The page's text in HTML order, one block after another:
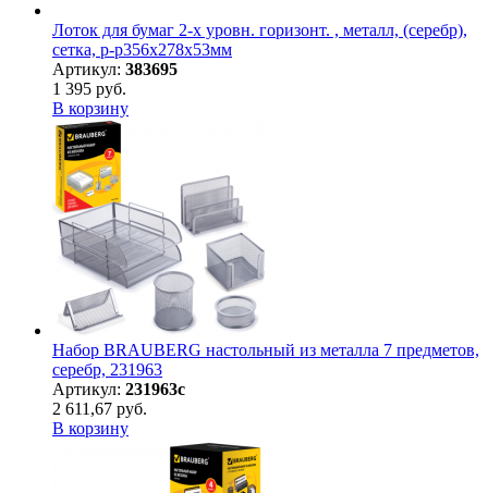
Лоток для бумаг 2-х уровн. горизонт. , металл, (серебр),
сетка, р-р356x278x53мм
Артикул: 383695
1 395 руб.
В корзину
Набор BRAUBERG настольный из металла 7 предметов,
серебр, 231963
Артикул: 231963с
2 611,67 руб.
В корзину